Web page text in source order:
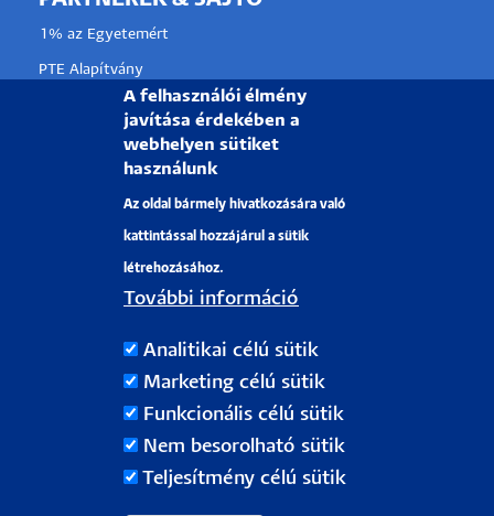
1% az Egyetemért
PTE Alapítvány
Partnerkapcsolati lehetőségek
Médiaajánlat
Pályázati projektek
H-7622 Pécs, Vasvári Pál utca. 4.
Tel.:+36-72/501-500
A felhasználói élmény
javítása érdekében a
webhelyen sütiket
használunk
Az oldal bármely hivatkozására való
kattintással hozzájárul a sütik
létrehozásához.
További információ
Analitikai célú sütik
Marketing célú sütik
Funkcionális célú sütik
Nem besorolható sütik
Teljesítmény célú sütik